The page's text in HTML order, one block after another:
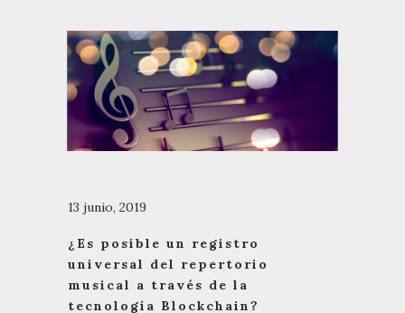
13 junio, 2019
¿Es posible un registro
universal del repertorio
musical a través de la
tecnología Blockchain?